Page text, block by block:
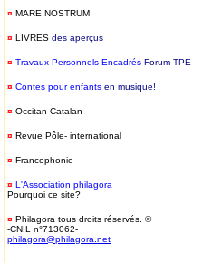
¤ MARE NOSTRUM
¤ LIVRES des aperçus
¤ Travaux Personnels Encadrés Forum TPE
¤ Contes pour enfants en musique!
¤ Occitan-Catalan
¤ Revue Pôle- international
¤ Francophonie
¤ L'Association philagora
Pourquoi ce site?
¤ Philagora tous droits réservés. ©
-CNIL n°713062-
philagora@philagora.net